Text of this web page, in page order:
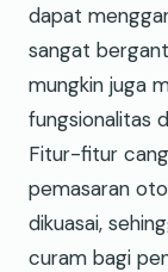
dapat
sangat
mungkin juga
fungsionalitas
Fitur-fitur
pemasaran
dikuasai,
curam bagi